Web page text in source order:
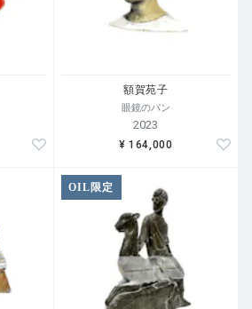
額賀苑子
眼鏡のパン
2023
¥ 164,000
OIL限定